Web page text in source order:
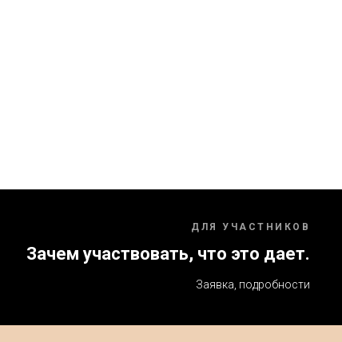
ДЛЯ УЧАСТНИКОВ
Зачем участвовать, что это дает.
Заявка, подробности